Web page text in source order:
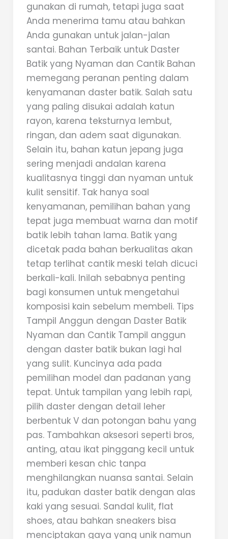
gunakan di rumah, tetapi juga saat
Anda menerima tamu atau bahkan
Anda gunakan untuk jalan-jalan
santai. Bahan Terbaik untuk Daster
Batik yang Nyaman dan Cantik Bahan
memegang peranan penting dalam
kenyamanan daster batik. Salah satu
yang paling disukai adalah katun
rayon, karena teksturnya lembut,
ringan, dan adem saat digunakan.
Selain itu, bahan katun jepang juga
sering menjadi andalan karena
kualitasnya tinggi dan nyaman untuk
kulit sensitif. Tak hanya soal
kenyamanan, pemilihan bahan yang
tepat juga membuat warna dan motif
batik lebih tahan lama. Batik yang
dicetak pada bahan berkualitas akan
tetap terlihat cantik meski telah dicuci
berkali-kali. Inilah sebabnya penting
bagi konsumen untuk mengetahui
komposisi kain sebelum membeli. Tips
Tampil Anggun dengan Daster Batik
Nyaman dan Cantik Tampil anggun
dengan daster batik bukan lagi hal
yang sulit. Kuncinya ada pada
pemilihan model dan padanan yang
tepat. Untuk tampilan yang lebih rapi,
pilih daster dengan detail leher
berbentuk V dan potongan bahu yang
pas. Tambahkan aksesori seperti bros,
anting, atau ikat pinggang kecil untuk
memberi kesan chic tanpa
menghilangkan nuansa santai. Selain
itu, padukan daster batik dengan alas
kaki yang sesuai. Sandal kulit, flat
shoes, atau bahkan sneakers bisa
menciptakan gaya yang unik namun